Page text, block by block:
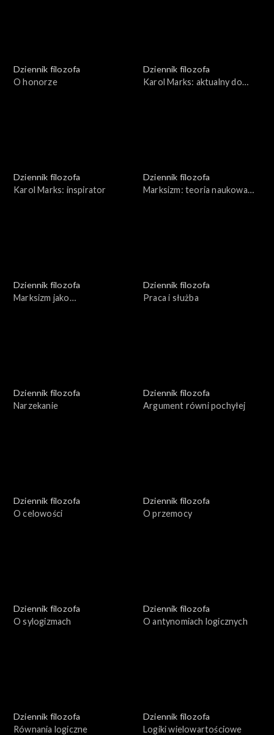
Dziennik filozofa
O honorze
Dziennik filozofa
Karol Marks: aktualny do
Dziennik filozofa
Karol Marks: inspirator
Dziennik filozofa
Marksizm: teoria naukowa
Dziennik filozofa
Marksizm jako
Dziennik filozofa
Praca i służba
Dziennik filozofa
Narzekanie
Dziennik filozofa
Argument równi pochyłej
Dziennik filozofa
O celowości
Dziennik filozofa
O przemocy
Dziennik filozofa
O sylogizmach
Dziennik filozofa
O antynomiach logicznych
Dziennik filozofa
Równania logiczne
Dziennik filozofa
Logiki wielowartościowe